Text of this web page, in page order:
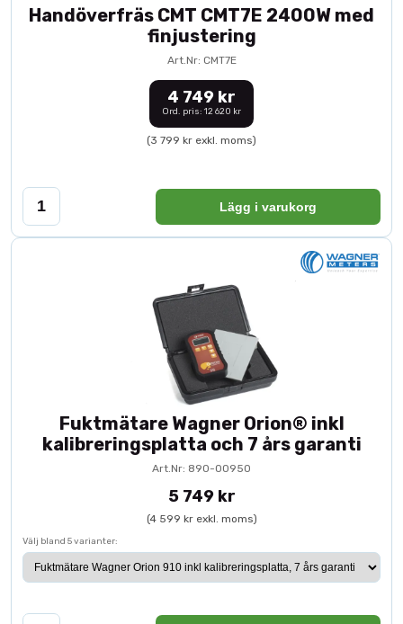
Handöverfräs CMT CMT7E 2400W med
finjustering
Art.Nr: CMT7E
4 749 kr
Ord. pris: 12 620 kr
(3 799 kr exkl. moms)
Lägg i varukorg
Fuktmätare Wagner Orion® inkl
kalibreringsplatta och 7 års garanti
Art.Nr: 890-00950
5 749 kr
(4 599 kr exkl. moms)
Välj bland 5 varianter: